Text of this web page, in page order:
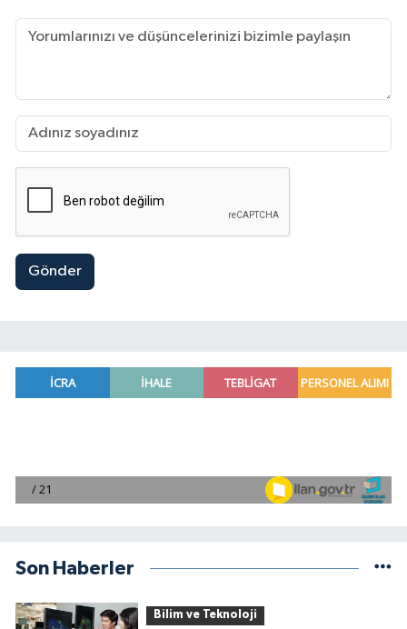
Gönder
Son Haberler
Bilim ve Teknoloji